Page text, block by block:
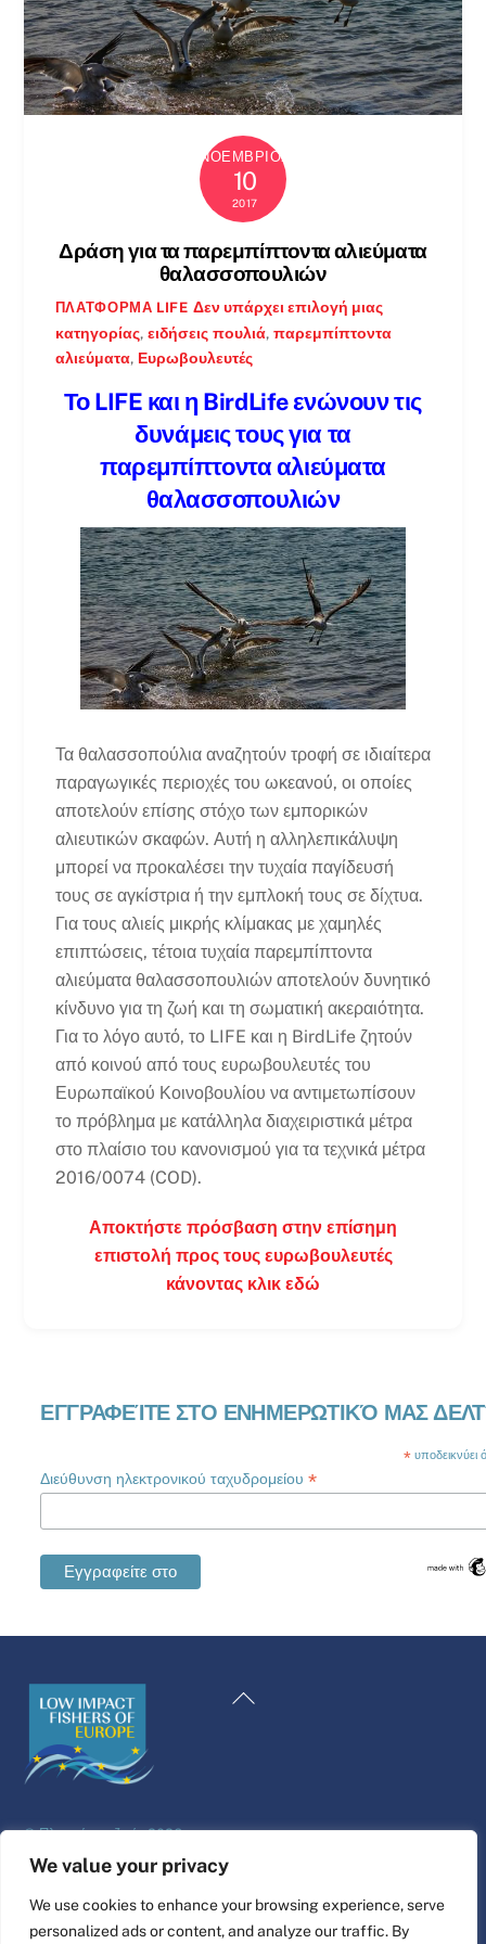
We value your privacy
We use cookies to enhance your browsing experience, serve
personalized ads or content, and analyze our traffic. By
ΝΟΈΜΒΡΙΟΣ
10
2017
Δράση για τα παρεμπίπτοντα αλιεύματα
θαλασσοπουλιών
ΠΛΑΤΦΌΡΜΑ LIFE Δεν υπάρχει επιλογή μιας
κατηγορίας, ειδήσεις πουλιά, παρεμπίπτοντα
αλιεύματα, Ευρωβουλευτές
Το LIFE και η BirdLife ενώνουν τις
δυνάμεις τους για τα
παρεμπίπτοντα αλιεύματα
θαλασσοπουλιών
Τα θαλασσοπούλια αναζητούν τροφή σε ιδιαίτερα
παραγωγικές περιοχές του ωκεανού, οι οποίες
αποτελούν επίσης στόχο των εμπορικών
αλιευτικών σκαφών. Αυτή η αλληλεπικάλυψη
μπορεί να προκαλέσει την τυχαία παγίδευσή
τους σε αγκίστρια ή την εμπλοκή τους σε δίχτυα.
Για τους αλιείς μικρής κλίμακας με χαμηλές
επιπτώσεις, τέτοια τυχαία παρεμπίπτοντα
αλιεύματα θαλασσοπουλιών αποτελούν δυνητικό
κίνδυνο για τη ζωή και τη σωματική ακεραιότητα.
Για το λόγο αυτό, το LIFE και η BirdLife ζητούν
από κοινού από τους ευρωβουλευτές του
Ευρωπαϊκού Κοινοβουλίου να αντιμετωπίσουν
το πρόβλημα με κατάλληλα διαχειριστικά μέτρα
στο πλαίσιο του κανονισμού για τα τεχνικά μέτρα
2016/0074 (COD).
Αποκτήστε πρόσβαση στην επίσημη
επιστολή προς τους ευρωβουλευτές
κάνοντας κλικ εδώ
ΕΓΓΡΑΦΕΊΤΕ ΣΤΟ ΕΝΗΜΕΡΩΤΙΚΌ ΜΑΣ
* υποδεικνύει
Διεύθυνση ηλεκτρονικού ταχυδρομείου*
Επιστροφή
©Πλατφόρμα ζωής2026
Σχεδιασμός και κατασκευή ιστοσελίδας από
Συνδέστε το
Dutch
Swedish